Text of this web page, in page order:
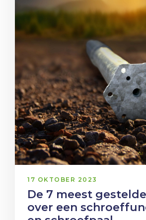
17 OKTOBER 2023
De 7 meest
over een